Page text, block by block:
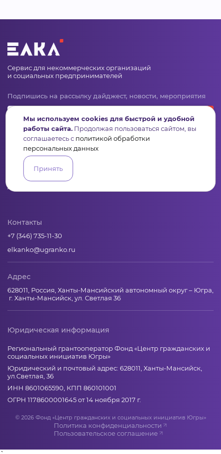
Сервис для некоммерческих организаций
и социальных предпринимателей
Подпишись на рассылку дайджест, новости, мероприятия
ПульсКонкурсыОрганизации
Аналитика
Контакты
+7 (346) 735-11-30
elkanko@ugranko.ru
Адрес
628011, Россия, Ханты-Мансийский автономный округ – Югра,
г. Ханты-Мансийск, ул. Светлая 36
Юридическая информация
Региональный грантооператор Фонд «Центр гражданских и
социальных инициатив Югры»
Юридический и почтовый адрес: 628011, Ханты-Мансийск,
ул.Светлая, 36
ИНН 8601065590, КПП 860101001
ОГРН 1178600001645 от 14 ноября 2017 г.
© 2026 Фонд «Центр гражданских и социальных инициатив Югры»
Политика конфиденциальности
Пользовательское соглашение
Мы используем cookies для быстрой и удобной
работы сайта. Продолжая пользоваться сайтом, вы
соглашаетесь с политикой обработки
персональных данных
Принять